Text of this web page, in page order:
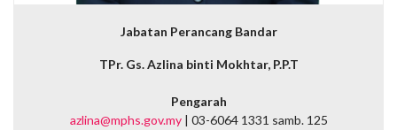
Jabatan Perancang Bandar
TPr. Gs. Azlina binti Mokhtar, P.P.T
Pengarah
azlina@mphs.gov.my| 03-6064 1331 samb. 125